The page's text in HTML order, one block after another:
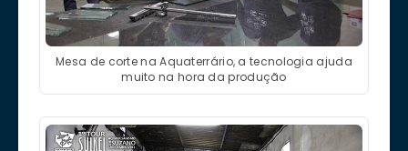
Mesa de corte na Aquaterrário, a tecnologia ajuda
muito na hora da produção